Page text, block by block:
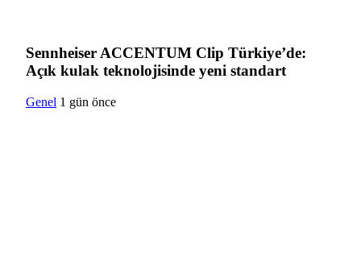
Sennheiser ACCENTUM Clip Türkiye’de:
Açık kulak teknolojisinde yeni standart
Genel 1 gün önce